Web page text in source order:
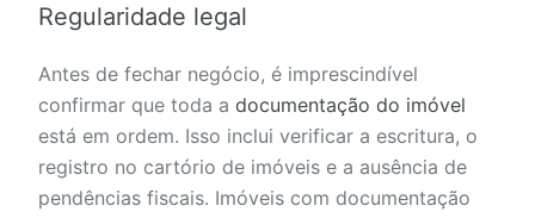
Regularidade legal
Antes de fechar negócio, é imprescindível
confirmar que toda a documentação do imóvel
está em ordem. Isso inclui verificar a escritura, o
registro no cartório de imóveis e a ausência de
pendências fiscais. Imóveis com documentação